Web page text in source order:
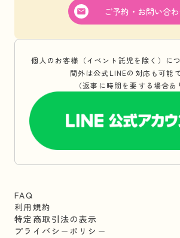
ご予約・お問い合
個人のお客様（イベント託児を除く）に
間外は公式LINEの対応も可能で
（返事に時間を要する場合あ
FAQ
利用規約
特定商取引法の表示
プライバシーポリシー